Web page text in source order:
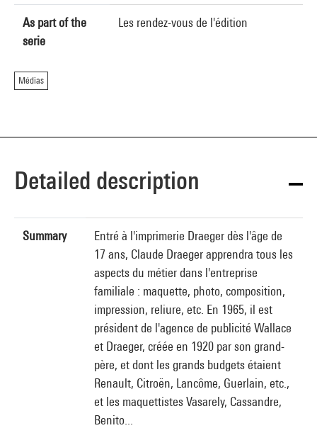
As part of the
serie
Les rendez-vous de l'édition
Médias
Detailed description
Summary
Entré à l'imprimerie Draeger dès l'âge de
17 ans, Claude Draeger apprendra tous les
aspects du métier dans l'entreprise
familiale : maquette, photo, composition,
impression, reliure, etc. En 1965, il est
président de l'agence de publicité Wallace
et Draeger, créée en 1920 par son grand-
père, et dont les grands budgets étaient
Renault, Citroën, Lancôme, Guerlain, etc.,
et les maquettistes Vasarely, Cassandre,
Benito...